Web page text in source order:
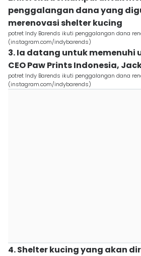
penggalangan dana yang
merenovasi shelter kucing
potret Indy Barends ikuti penggalangan dana
(instagram.com/indybarends)
3. Ia datang untuk memenuhi
CEO Paw Prints Indonesia,
potret Indy Barends ikuti penggalangan dana
(instagram.com/indybarends)
4. Shelter kucing yang akan